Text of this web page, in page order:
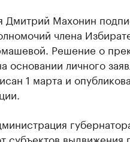
Дмитрий Махонин
члена
Решение о
основании личного
1 марта и
субъектов выдвижения